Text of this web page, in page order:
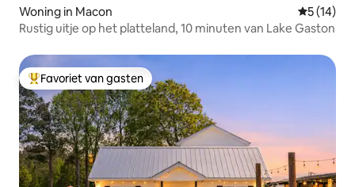
Woning in Macon
5 (14)
Rustig uitje op het platteland, 10 minuten van Lake Gaston
Topfavoriet van gasten
Favoriet van gasten